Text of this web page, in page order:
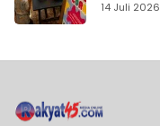
14 Juli 2026